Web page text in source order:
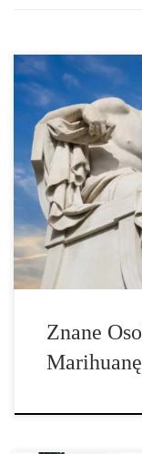
6 znanych osób,
otwiera cię na
marihuanę są
jednak są sławni
mimo że w
Niektóre z
a poniżej znajdziesz
Znane
Marihuanę